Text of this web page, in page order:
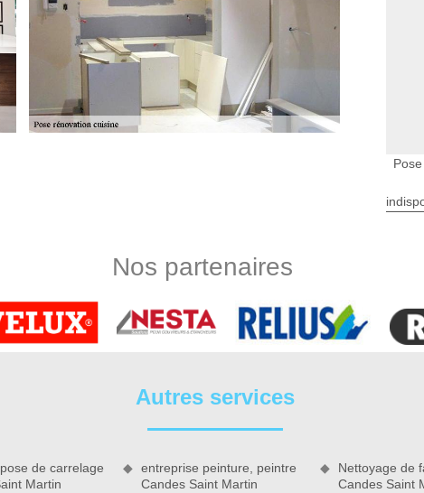
Candes Saint Martin et ses environs. La qualité prime
Martin
? Avez-vous besoin d’aide pour en faire l’installation ? Au
de toute demande, nos faisons un déplacement sur
Nos partenaires
Autres services
de carrelage
Martin
entreprise peinture, peintre
Candes Saint Martin
Nettoyage de
Candes Saint